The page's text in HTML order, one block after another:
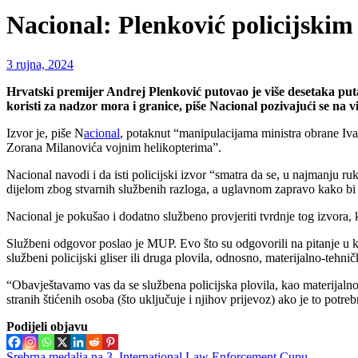
Nacional: Plenković
3 rujna, 2024
Hrvatski premijer Andrej Plenković putovao je više desetaka
koristi za nadzor mora i granice, piše Nacional pozivajući se na
Izvor je, piše Nacional, potaknut “manipulacijama ministra obrane
Zorana Milanovića vojnim helikopterima”.
Nacional navodi i da isti policijski izvor “smatra da se, u najmanju
dijelom zbog stvarnih službenih razloga, a uglavnom zapravo kako
Nacional je pokušao i dodatno službeno provjeriti tvrdnje tog
Službeni odgovor poslao je MUP. Evo što su odgovorili na pitanje
službeni policijski gliser ili druga plovila, odnosno, materijalno-
“Obavještavamo vas da se službena policijska plovila, kao
stranih štićenih osoba (što uključuje i njihov prijevoz) ako je to
Podijeli objavu